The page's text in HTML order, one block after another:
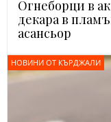
Огнеборци в
декара в
асансьор
НОВИНИ ОТ КЪРДЖАЛИ